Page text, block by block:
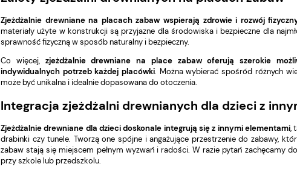
Zjeżdżalnie drewniane na placach zabaw wspierają zdrowie i rozwój
materiały użyte w konstrukcji są przyjazne dla środowiska i bezpieczne dla
sprawność fizyczną w sposób naturalny i bezpieczny.
Co więcej, zjeżdżalnie drewniane na place zabaw oferują szerokie
indywidualnych potrzeb każdej placówki. Można wybierać spośród różnych
może być unikalna i idealnie dopasowana do otoczenia.
Integracja zjeżdżalni drewnianych dla dzieci z
Zjeżdżalnie drewniane dla dzieci doskonale integrują się z innymi elementami,
drabinki czy tunele. Tworzą one spójne i angażujące przestrzenie do zabawy,
zabaw stają się miejscem pełnym wyzwań i radości. W razie pytań zachęcamy
przy szkole lub przedszkolu.